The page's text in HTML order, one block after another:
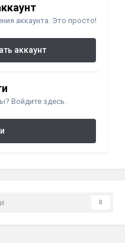
аккаунта. Это просто!
аккаунт
Войдите здесь.
0